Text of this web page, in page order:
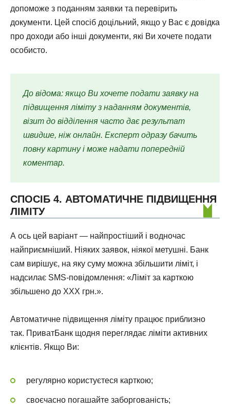
допоможе з поданням заявки та перевірить
документи. Цей спосіб доцільний, якщо у Вас є довідка
про доходи або інші документи, які Ви хочете подати
особисто.
До відома: якщо Ви хочете подати заявку на
підвищення ліміту з наданням документів,
візит до відділення часто дає результат
швидше, ніж онлайн. Експерт одразу бачить
повну картину і може надати попередній
коментар.
СПОСІБ 4. АВТОМАТИЧНЕ ПІДВИЩЕННЯ
ЛІМІТУ
А ось цей варіант — найпростіший і водночас
найприємніший. Ніяких заявок, ніякої метушні. Банк
сам вирішує, на яку суму можна збільшити ліміт, і
надсилає SMS-повідомлення: «Ліміт за карткою
збільшено до ХХХ грн.».
Автоматичне підвищення ліміту працює приблизно
так. ПриватБанк щодня переглядає ліміти активних
клієнтів. Якщо Ви:
регулярно користуєтеся карткою;
своєчасно погашайте заборгованість;